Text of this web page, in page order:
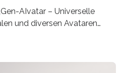
AIvatar – Universelle
und diversen Avataren
2 Millionen Euro. Dabei